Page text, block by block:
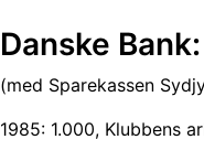
Danske
(med Sparekassen
1985: 1.000, Klubbens